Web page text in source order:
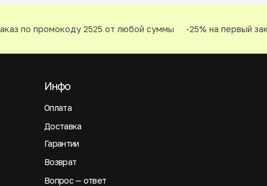
по промокоду 2525 от любой суммы -25% на первый
Оплата
Инфо
Доставка
Гарантии
Возврат
Вопрос — ответ